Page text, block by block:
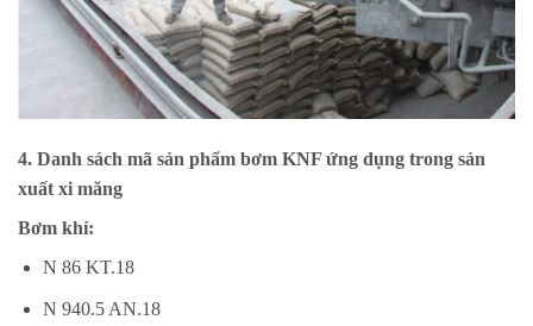
4. Danh sách mã sản phẩm bơm KNF ứng dụng trong sản
xuất xi măng
Bơm khí:
N 86 KT.18
N 940.5 AN.18